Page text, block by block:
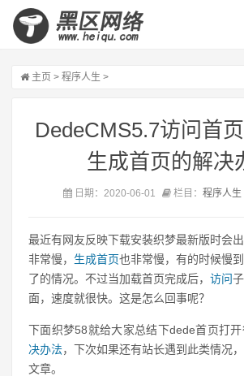
主页 > 程序人生 >
DedeCMS5.7访问首
生成首页的解决
日期：2020-06-01 栏目： 程序人生
最近有网友反映下载安装织梦最新版时会
非常慢， 生成首页也非常慢，有的时候慢
了的情况。不过当加载首页完成后， 访问
面，速度就很快。这是怎么回事呢？
下面织梦58就给大家总结下dede首页打
决办法，下次如果还有站长遇到此类情况
文章。